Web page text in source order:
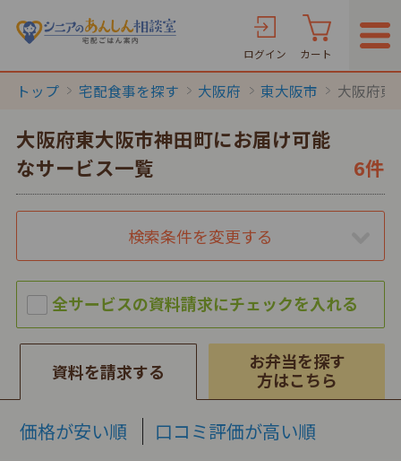
ログイン カート
トップ 宅配食事を探す 大阪府 東大阪市 大阪府東
大阪府東大阪市神田町にお届け可能
なサービス一覧
6件
検索条件を変更する
資料を請求する
お弁当を探す
方はこちら
価格が安い順 口コミ評価が高い順